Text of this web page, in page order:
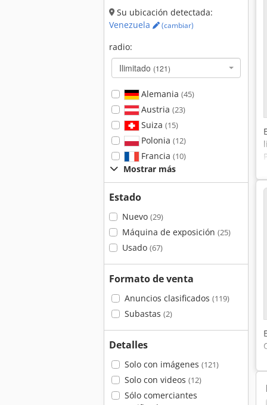
Su ubicación detectada:
Venezuela
(cambiar)
radio:
Ilimitado (121)
Alemania (45)
Austria (23)
Suiza (15)
Polonia (12)
Francia (10)
Mostrar más
Estado
Nuevo (29)
Máquina de exposición (25)
Usado (67)
Formato de venta
Anuncios clasificados (119)
Subastas (2)
Detalles
Solo con imágenes (121)
Solo con videos (12)
Sólo comerciantes